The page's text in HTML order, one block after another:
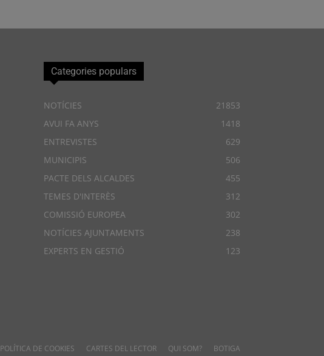
Categories populars
NOTÍCIES
21853
AVUI FA ANYS
1418
ENTREVISTES
629
MUNICIPIS
506
PACTE DELS ALCALDES
455
TEMES D'INTERÈS
312
COMISSIÓ EUROPEA
302
NOTÍCIES AJUNTAMENTS
238
EXPERTS EN GESTIÓ
123
POLÍTICA DE COOKIES CARTES DEL LECTOR QUI SOM? BOTIGA